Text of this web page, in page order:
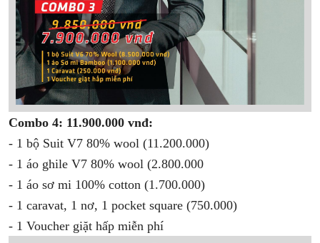
Combo 4: 11.900.000 vnđ:
- 1 bộ Suit V7 80% wool (11.200.000)
- 1 áo ghile V7 80% wool (2.800.000
- 1 áo sơ mi 100% cotton (1.700.000)
- 1 caravat, 1 nơ, 1 pocket square (750.000)
- 1 Voucher giặt hấp miễn phí